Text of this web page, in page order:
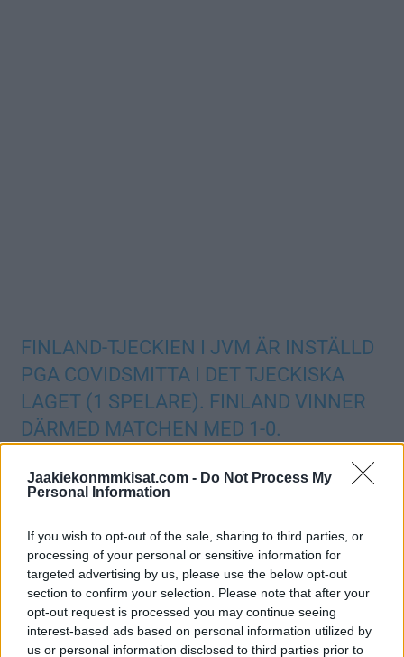
Jaakiekonmmkisat.com - Do Not Process My
Personal Information
If you wish to opt-out of the sale, sharing to third parties, or
processing of your personal or sensitive information for
targeted advertising by us, please use the below opt-out
section to confirm your selection. Please note that after your
opt-out request is processed you may continue seeing
interest-based ads based on personal information utilized by
us or personal information disclosed to third parties prior to
FINLAND-TJECKIEN I JVM ÄR INSTÄLLD
PGA COVIDSMITTA I DET TJECKISKA
LAGET (1 SPELARE). FINLAND VINNER
DÄRMED MATCHEN MED 1-0.
— Chris Härenstam (@SVTChris)December 29, 2021
Joukkueet ovat Kanadassa kuplaolosuhteissa, mutta tällä
hetkellä näyttäisi siltä, että järjestelyt eivät ole kuitenkaan
riittävät. Nähtäväksi jää, pystytäänkö kisat pelaamaan
suunnitellusti loppuun saakka.